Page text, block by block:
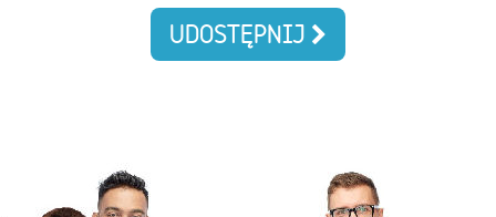
UDOSTĘPNIJ